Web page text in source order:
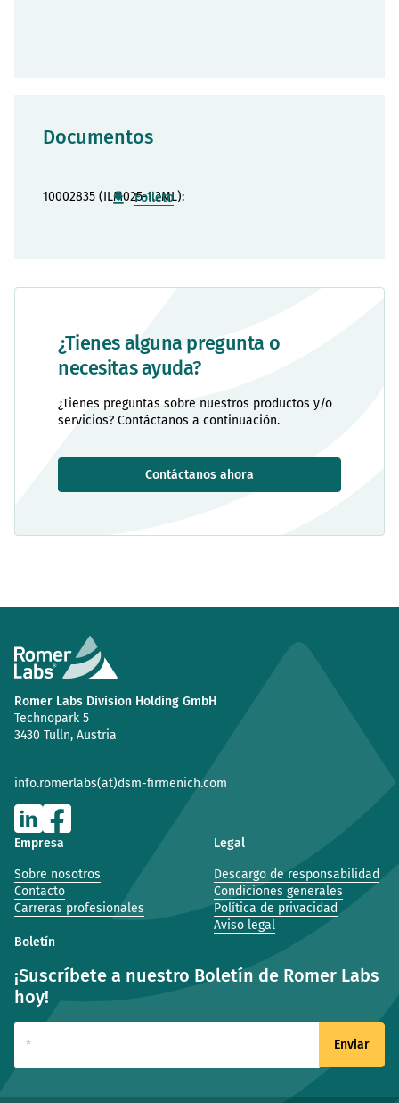
¿Tienes alguna pregunta o
necesitas ayuda?
¿Tienes preguntas sobre nuestros productos y/o
servicios? Contáctanos a continuación.
Contáctanos ahora
Documentos
10002835 (ILM025-1.2ML):
Folleto
Romer Labs Division Holding GmbH
Technopark 5
3430 Tulln, Austria
info.romerlabs(at)dsm-firmenich.com
Empresa
Sobre nosotros
Contacto
Carreras profesionales
Legal
Descargo de responsabilidad
Condiciones generales
Política de privacidad
Aviso legal
Boletín
¡Suscríbete a nuestro Boletín de Romer Labs
hoy!